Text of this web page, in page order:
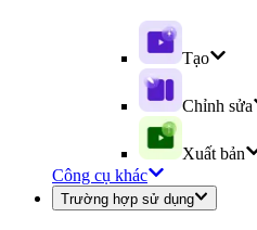
Tạo
Chỉnh sửa
Xuất bản
Công cụ khác
Trường hợp sử dụng